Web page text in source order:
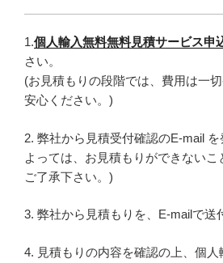
1.個人輸入無料無料見積サービス申
さい。
(お見積もりの段階では、費用は一
安心ください。)
2. 弊社から見積受付確認のE-mail
よっては、お見積もりができない
ご了承下さい。)
3. 弊社から見積もりを、E-mailで送
4. 見積もりの内容を確認の上、個人